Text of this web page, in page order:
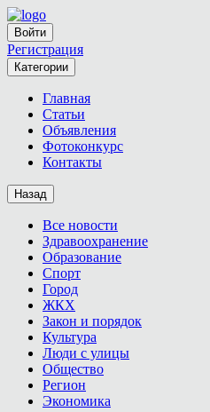
Войти
Регистрация
Категории
Главная
Статьи
Объявления
Фотоконкурс
Контакты
Назад
Все новости
Здравоохранение
Образование
Спорт
Город
ЖКХ
Закон и порядок
Культура
Люди с улицы
Общество
Регион
Экономика